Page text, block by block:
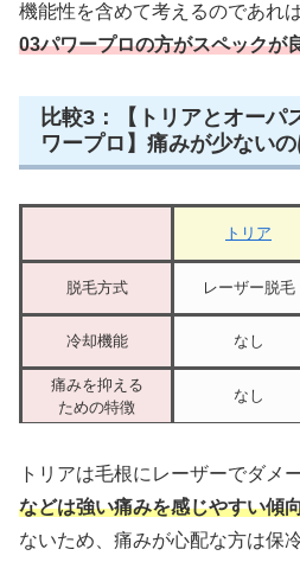
機能性を含めて考えるのであれば
03パワープロの方がスペックが
比較3：【トリアとオーパ
ワープロ】痛みが少ないの
トリア
脱毛方式 レーザー脱毛
冷却機能 なし
痛みを抑える
ための特徴
なし
トリアは毛根にレーザーでダメ
などは強い痛みを感じやすい傾
ないため、痛みが心配な方は保